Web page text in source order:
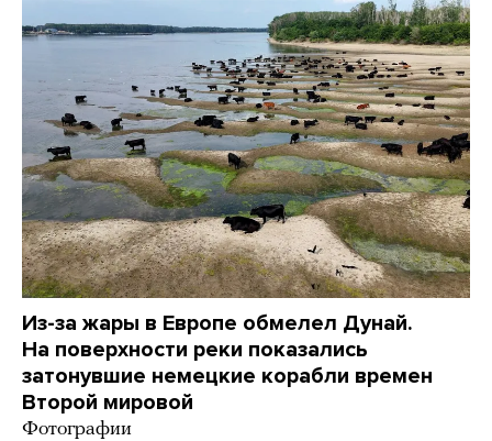
Из-за жары в Европе обмелел Дунай.
На поверхности реки показались
затонувшие немецкие корабли времен
Второй мировой
Фотографии